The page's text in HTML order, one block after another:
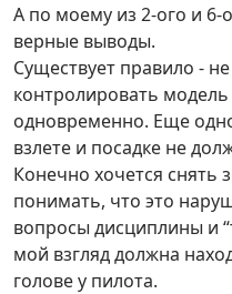
А по моему из 2-ого и 6-
верные выводы.
Существует правило -
контролировать
одновременно. Еще
взлете и посадке не
Конечно хочется снять
понимать, что это
вопросы дисциплины и
мой взгляд должна
голове у пилота.